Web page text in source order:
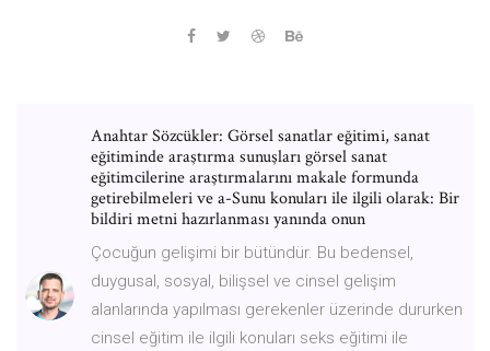
Anahtar Sözcükler: Görsel sanatlar eğitimi, sanat
eğitiminde araştırma sunuşları görsel sanat
eğitimcilerine araştırmalarını makale formunda
getirebilmeleri ve a-Sunu konuları ile ilgili olarak: Bir
bildiri metni hazırlanması yanında onun
Çocuğun gelişimi bir bütündür. Bu bedensel,
duygusal, sosyal, bilişsel ve cinsel gelişim
alanlarında yapılması gerekenler üzerinde dururken
cinsel eğitim ile ilgili konuları seks eğitimi ile